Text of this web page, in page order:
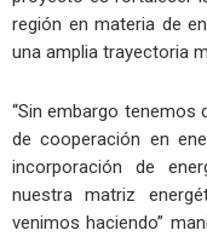
región en materia de
una amplia trayectoria
“Sin embargo
de cooperación en
incorporación de
nuestra matriz
venimos haciendo”